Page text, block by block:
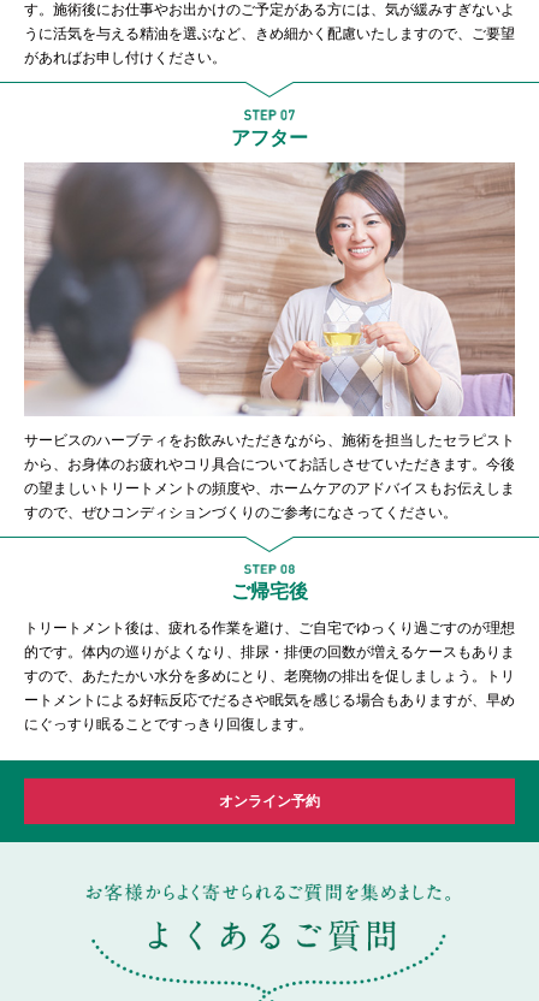
す。施術後にお仕事やお出かけのご予定がある方には、気が緩みすぎないよ
うに活気を与える精油を選ぶなど、きめ細かく配慮いたしますので、ご要望
があればお申し付けください。
アフター
サービスのハーブティをお飲みいただきながら、施術を担当したセラピスト
から、お身体のお疲れやコリ具合についてお話しさせていただきます。今後
の望ましいトリートメントの頻度や、ホームケアのアドバイスもお伝えしま
すので、ぜひコンディションづくりのご参考になさってください。
ご帰宅後
トリートメント後は、疲れる作業を避け、ご自宅でゆっくり過ごすのが理想
的です。体内の巡りがよくなり、排尿・排便の回数が増えるケースもありま
すので、あたたかい水分を多めにとり、老廃物の排出を促しましょう。トリ
ートメントによる好転反応でだるさや眠気を感じる場合もありますが、早め
にぐっすり眠ることですっきり回復します。
オンライン予約